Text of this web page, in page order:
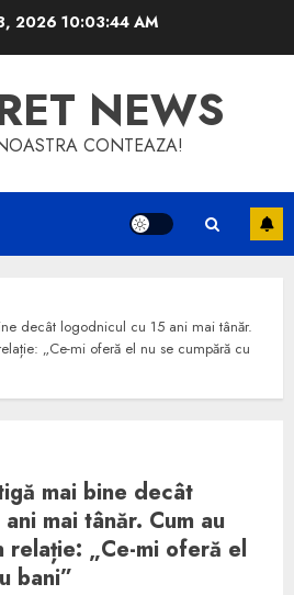
2026 10:03:45 AM
NEWS
CONTEAZA!
decât logodnicul cu 15 ani mai tânăr.
„Ce-mi oferă el nu se cumpără cu
mai bine decât
mai tânăr. Cum au
relație: „Ce-mi oferă el
bani”